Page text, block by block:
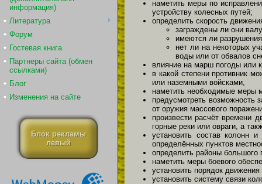
информация)
Литература
Форум
Гостевая книга
Партнеры сайта (обмен
ссылками)
Блог
Изменения на сайте
Блок рекламы
левый
наметить меры по
устройству колесных путей;
определить скорость
заграждены ли они
имеются ли
нет ли на некоторых
воды или от обвалов
влияние на марш погоды или
в какой степени противник
или наземными войсками,
наметить необходимые меры
предусмотреть возможность
от оружия массового
произвести расчёт времени
горные реки или овраги, а
установить состав колонн
определённых пунктов
определить районы большого
наметить меры боевого
установить порядок
установить систему связи